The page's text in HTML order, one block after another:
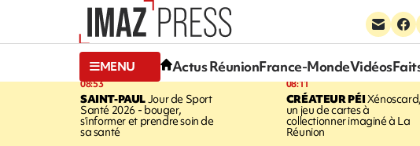
MENU Actus RéunionFrance-MondeVidéos
08:53
SAINT-PAULJour de Sport
Santé 2026 - bouger,
s’informer et prendre soin de
sa santé
08:11
CRÉATEUR PÉIXénoscard,
un jeu de cartes à
collectionner imaginé à La
Réunion